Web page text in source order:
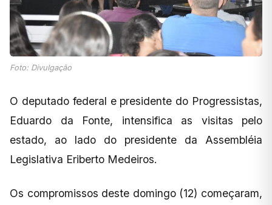
Foto: Divulgação
O deputado federal e presidente do Progressistas,
Eduardo da Fonte, intensifica as visitas pelo
estado, ao lado do presidente da Assembléia
Legislativa Eriberto Medeiros.
Os compromissos deste domingo (12) começaram,